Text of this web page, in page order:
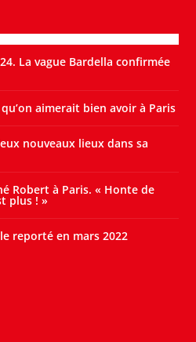
La vague Bardella confirmée
aimerait bien avoir à Paris
nouveaux lieux dans sa
Robert à Paris. « Honte de
plus ! »
reporté en mars 2022